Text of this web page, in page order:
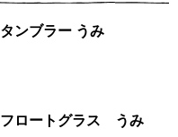
ノラネコぐんだん タンブラー うみ
ノラネコぐんだん フロートグラス うみ